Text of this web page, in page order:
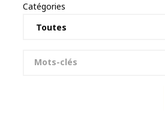
Catégories
Mots-clés